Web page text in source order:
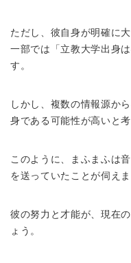
ただし、彼自身が明確に
一部では「立教大学出身
す。
しかし、複数の情報源か
身である可能性が高いと
このように、まふまふは
を送っていたことが伺えま
彼の努力と才能が、現在
ょう。